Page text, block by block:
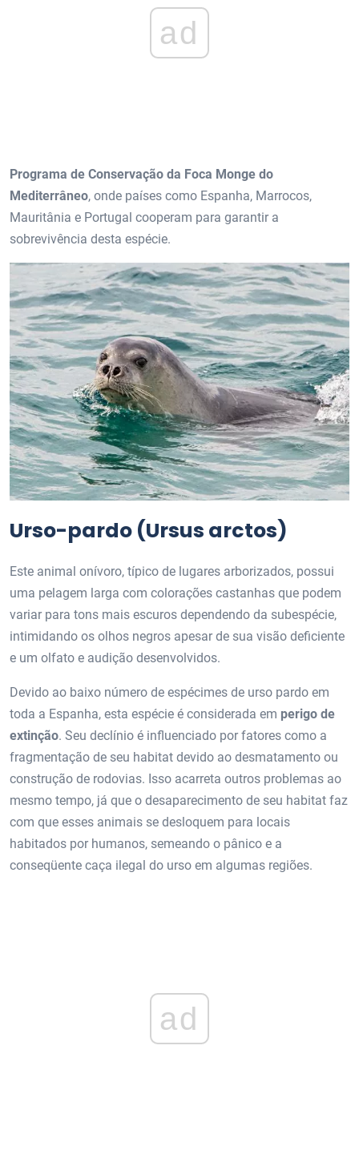
ad
Programa de Conservação da Foca Monge do
Mediterrâneo, onde países como Espanha, Marrocos,
Mauritânia e Portugal cooperam para garantir a
sobrevivência desta espécie.
Urso-pardo (Ursus arctos)
Este animal onívoro, típico de lugares arborizados, possui
uma pelagem larga com colorações castanhas que podem
variar para tons mais escuros dependendo da subespécie,
intimidando os olhos negros apesar de sua visão deficiente
e um olfato e audição desenvolvidos.
Devido ao baixo número de espécimes de urso pardo em
toda a Espanha, esta espécie é considerada em perigo de
extinção. Seu declínio é influenciado por fatores como a
fragmentação de seu habitat devido ao desmatamento ou
construção de rodovias. Isso acarreta outros problemas ao
mesmo tempo, já que o desaparecimento de seu habitat faz
com que esses animais se desloquem para locais
habitados por humanos, semeando o pânico e a
conseqüente caça ilegal do urso em algumas regiões.
ad